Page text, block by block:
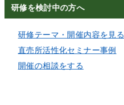
研修を検討中の方へ
研修テーマ・開催内容を見る
直売所活性化セミナー事例
開催の相談をする